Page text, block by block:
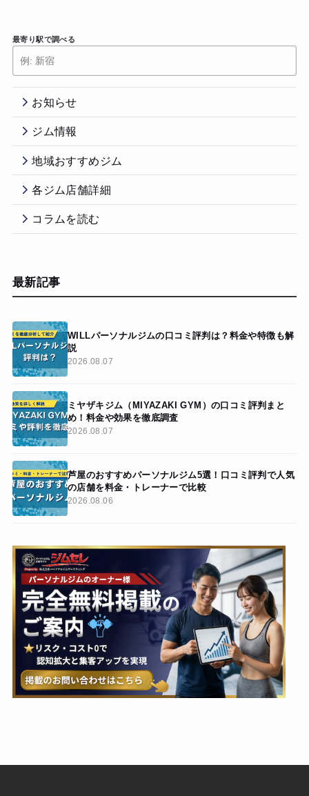
最寄り駅で調べる
お知らせ
ジム情報
地域おすすめジム
各ジム店舗詳細
コラムを読む
最新記事
WILLパーソナルジムの口コミ評判は？料金や特徴も解
説
2026.08.07
ミヤザキジム（MIYAZAKI GYM）の口コミ評判まと
め！料金や効果を徹底調査
2026.08.07
芦屋のおすすめパーソナルジム5選！口コミ評判で人気
の店舗を料金・トレーナーで比較
2026.08.06